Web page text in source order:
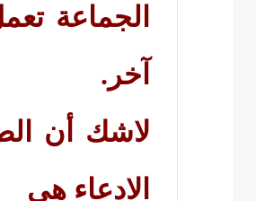
الجماعة
آخر.
لاشك أن
الادعاء هي